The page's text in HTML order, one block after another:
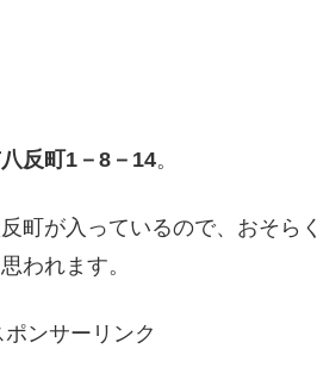
反町1－8－14。
町が入っているので、おそらく
われます。
ポンサーリンク